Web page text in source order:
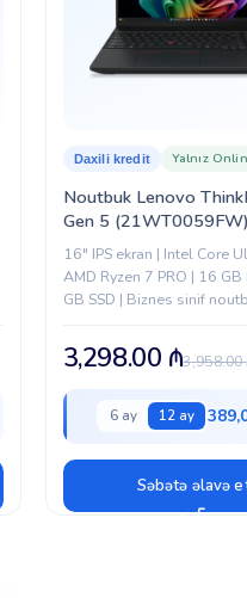
Noutbuk Lenovo
Gen 5 (21WT0059FW)
Daxili kredit Yalnız
16″ IPS ekran | Intel Core
AMD Ryzen 7 PRO | 16 GB
GB SSD | Biznes sinif
3,958.00
3,298.00 ₼
6 ay 12 ay
Səbətə əlavə